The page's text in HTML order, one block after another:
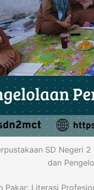
SD Negeri
dan
Pakar: Literasi